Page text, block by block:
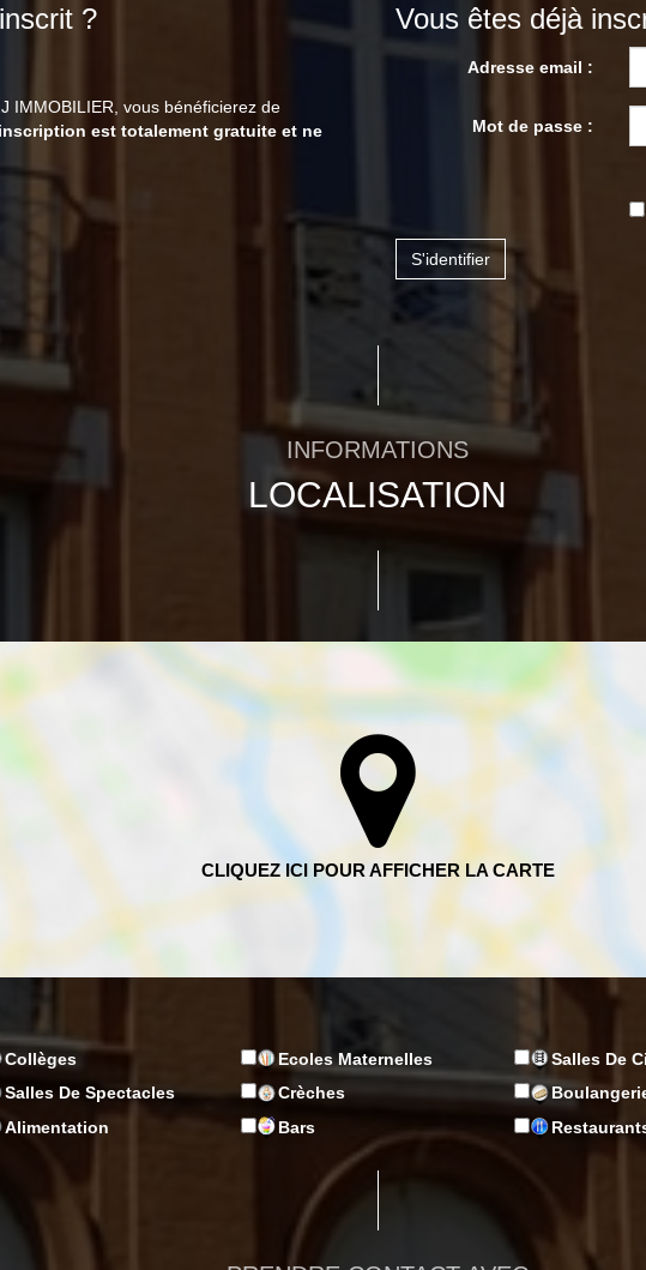
?
IMMOBILIER, vous bénéficierez de
est totalement gratuite et ne
Vous êtes déjà
Adresse email :
Mot de passe :
S'identifier
INFORMATIONS
LOCALISATION
Collèges Ecoles Maternelles
Salles De
Salles De Spectacles Crèches
Alimentation Bars